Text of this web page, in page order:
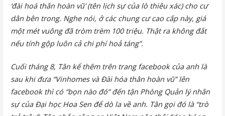
‘đài hoá thân hoàn vũ’ (tên lịch sự của lò thiêu xác) cho cư
dân bên trong. Nghe nói, ở các chung cư cao cấp này, giá
một mét vuông đã tròm trèm 100 triệu. Thật ra không đắt
nếu tính gộp luôn cả chi phí hoả táng”.
Cuối tháng 8, Tân kể thêm trên trang facebook của anh là
sau khi đưa “Vinhomes và Đài hóa thân hoàn vũ” lên
facebook thì có “bọn nào đó” đến tận Phòng Quản lý nhân
sự của Đại học Hoa Sen để dò la về anh. Tân gọi đó là “trò